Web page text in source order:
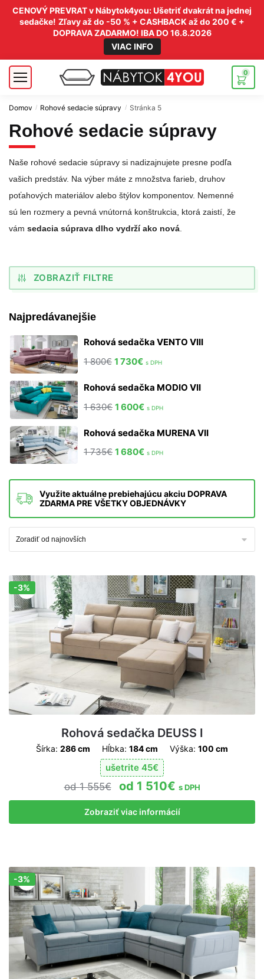
CENOVÝ PREVRAT v Nábytok4you: Ušetriť dvakrát na jednej
sedačke! Zľavy až do -50 % + CASHBACK až do 200 € +
DOPRAVA ZADARMO! IBA DO 16.8.2026
VIAC INFO
0
Domov / Rohové sedacie súpravy / Stránka 5
Rohové sedacie súpravy
Naše rohové sedacie súpravy si nadizajnujete presne podľa
vašich predstáv. Na výber máte z množstva farieb, druhov
poťahových materiálov alebo štýlov komponentov. Nemenné
sú len rozmery a pevná vnútorná konštrukcia, ktorá zaistí, že
vám sedacia súprava dlho vydrží ako nová
ZOBRAZIŤ FILTRE
Najpredávanejšie
Rohová sedačka VENTO VIII
1 800€ 1 730€ s DPH
Rohová sedačka MODIO VII
1 630€ 1 600€ s DPH
Rohová sedačka MURENA VII
1 735€ 1 680€ s DPH
Zľava!
-3%
Rohová sedačka DEUSS I
Šírka: 286 cm Hĺbka: 184 cm Výška: 100 cm
ušetrite 45€
1 555€ 1 510€ s DPH
Zobraziť viac informácií
Zľava!
-3%